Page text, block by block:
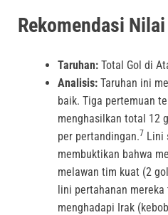
Rekomendasi Nilai
Taruhan: Total Gol di
Analisis: Taruhan ini
baik. Tiga pertemuan
menghasilkan total 12
per pertandingan.7 Lini
membuktikan bahwa
melawan tim kuat (2
lini pertahanan
menghadapi Irak